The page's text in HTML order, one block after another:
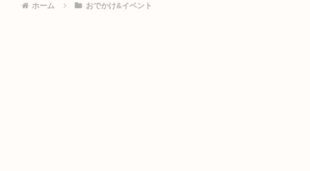
ホーム おでかけ&イベント